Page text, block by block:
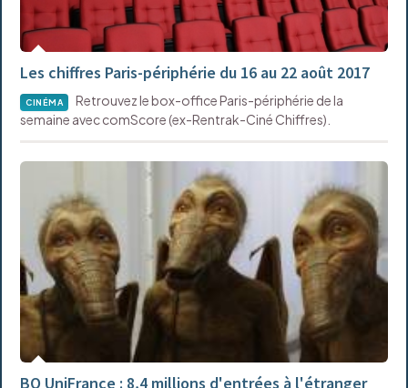
Les chiffres Paris-périphérie du 16 au 22 août 2017
CINÉMA
Retrouvez le box-office Paris-périphérie de la
semaine avec comScore (ex-Rentrak-Ciné Chiffres).
BO UniFrance : 8,4 millions d'entrées à l'étranger